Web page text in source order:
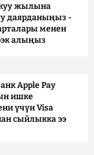
жылына
даярданыңыз -
менен
алыңыз
Apple Pay
ишке
үчүн Visa
сыйлыкка ээ